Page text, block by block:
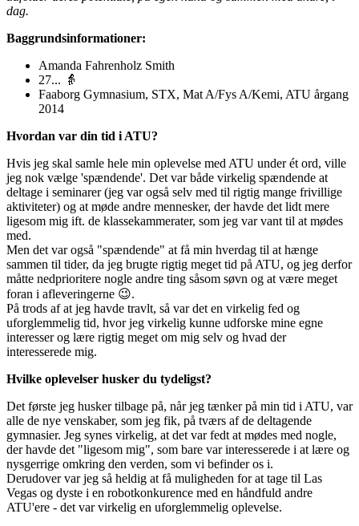
dag.
Baggrundsinformationer:
Amanda Fahrenholz Smith
27... 👵
Faaborg Gymnasium, STX, Mat A/Fys A/Kemi, ATU årgang
2014
Hvordan var din tid i ATU?
Hvis jeg skal samle hele min oplevelse med ATU under ét ord, ville
jeg nok vælge 'spændende'. Det var både virkelig spændende at
deltage i seminarer (jeg var også selv med til rigtig mange frivillige
aktiviteter) og at møde andre mennesker, der havde det lidt mere
ligesom mig ift. de klassekammerater, som jeg var vant til at mødes
med.
Men det var også "spændende" at få min hverdag til at hænge
sammen til tider, da jeg brugte rigtig meget tid på ATU, og jeg derfor
måtte nedprioritere nogle andre ting såsom søvn og at være meget
foran i afleveringerne 😉.
På trods af at jeg havde travlt, så var det en virkelig fed og
uforglemmelig tid, hvor jeg virkelig kunne udforske mine egne
interesser og lære rigtig meget om mig selv og hvad der
interesserede mig.
Hvilke oplevelser husker du tydeligst?
Det første jeg husker tilbage på, når jeg tænker på min tid i ATU, var
alle de nye venskaber, som jeg fik, på tværs af de deltagende
gymnasier. Jeg synes virkelig, at det var fedt at mødes med nogle,
der havde det "ligesom mig", som bare var interesserede i at lære og
nysgerrige omkring den verden, som vi befinder os i.
Derudover var jeg så heldig at få muligheden for at tage til Las
Vegas og dyste i en robotkonkurence med en håndfuld andre
ATU'ere - det var virkelig en uforglemmelig oplevelse.